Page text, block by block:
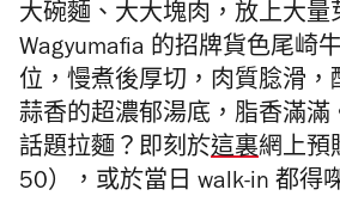
大碗麵、大大塊肉，放上大量
Wagyumafia 的招牌貨色尾崎
位，慢煮後厚切，肉質腍滑，
蒜香的超濃郁湯底，脂香滿滿
話題拉麵？即刻於這裏網上預
50），或於當日 walk-in 都得